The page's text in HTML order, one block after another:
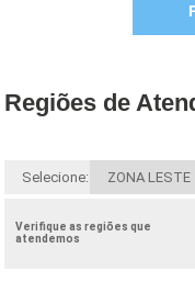
Regiões de
Selecione: ZONA LESTE
Verifique as regiões que
atendemos